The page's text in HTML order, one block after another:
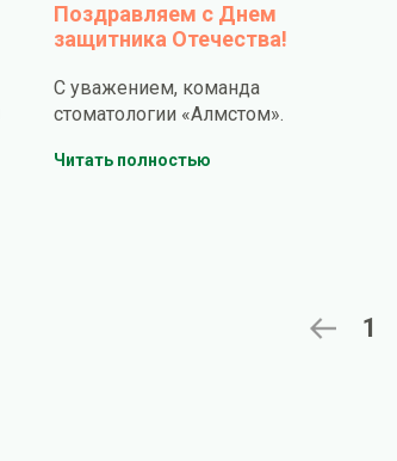
Поздравляем с Днем
защитника Отечества!
С уважением, команда
стоматологии «Алмстом».
Читать полностью
1